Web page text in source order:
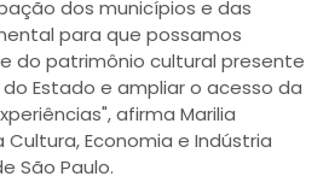
dos municípios e das
para que possamos
do patrimônio cultural presente
Estado e ampliar o acesso da
afirma Marilia
Economia e Indústria
São Paulo.